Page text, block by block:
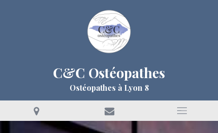
C&C Ostéopathes
Ostéopathes à Lyon 8